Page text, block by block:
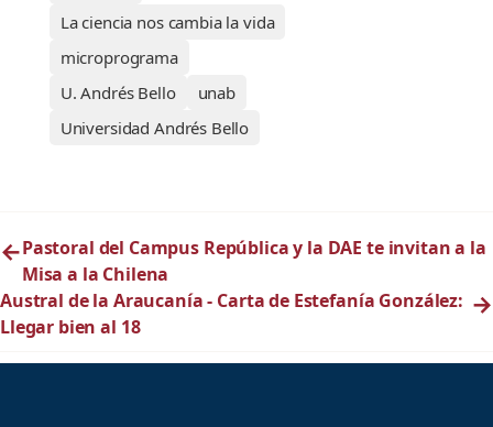
La ciencia nos cambia la vida
microprograma
U. Andrés Bello
unab
Universidad Andrés Bello
←Pastoral del Campus República y la DAE te invitan a la
Misa a la Chilena
Austral de la Araucanía - Carta de Estefanía González:
Llegar bien al 18
→